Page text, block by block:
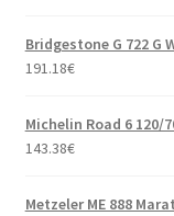
Bridgestone G 722 G
191.18€
Michelin Road 6 120/
143.38€
Metzeler ME 888